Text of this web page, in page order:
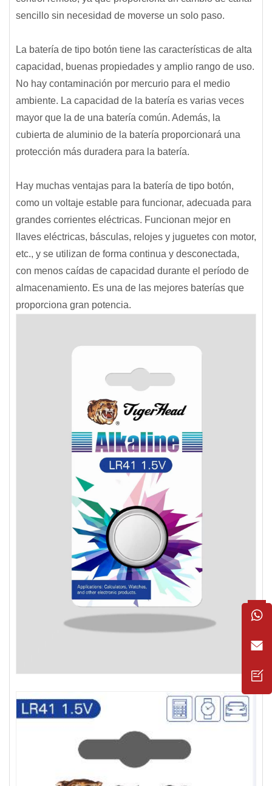
sencillo sin necesidad de moverse un solo paso.
La batería de tipo botón tiene las características de alta
capacidad, buenas propiedades y amplio rango de uso.
No hay contaminación por mercurio para el medio
ambiente. La capacidad de la batería es varias veces
mayor que la de una batería común. Además, la
cubierta de aluminio de la batería proporcionará una
protección más duradera para la batería.
Hay muchas ventajas para la batería de tipo botón,
como un voltaje estable para funcionar, adecuada para
grandes corrientes eléctricas. Funcionan mejor en
llaves eléctricas, básculas, relojes y juguetes con motor,
etc., y se utilizan de forma continua y desconectada,
con menos caídas de capacidad durante el período de
almacenamiento. Es una de las mejores baterías que
proporciona gran potencia.